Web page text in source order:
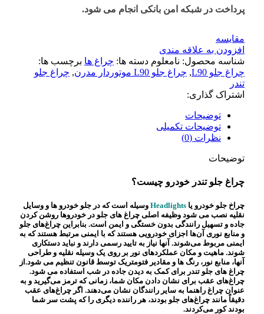
پرداخت در شبکه امن بانکی انجام می شود.
مقايسه
افزودن به علاقه مندی
شناسه محصول: نامعلوم دسته ها: چراغ ها برچسب ها:
چراغ جلو L90
, چراغ جلو L90 موتوردار مدرن , چراغ جلو
تندر
اشتراک گذاری:
توضیحات
توضیحات تکمیلی
نظرات (0)
توضیحات
چراغ جلو تندر خودرو چیست؟
چراخ جلو خودرو یا Headlights وسیله است که در جلو خودرو ها و وسایل
نقلیه نصب می شود وظیفه اصلی چراغ های جلو در خودروها روشن کردن
جاده و تسهیل رانندگی بدون خستگی و ایمن است. بنابراین چراغ‌های جلو
و منابع نوری آن‌ها اجزای خودرویی هستند که با ایمنی مرتبط هستندکه به
ایمنی مربوط می‌شوند. آنها نیاز به تایید رسمی دارند و نباید دستکاری
شوند. ماهیت و مکان عملکردهای نور بر روی یک وسیله نقلیه و طراحی
آنها، منابع نور، رنگ ها و مقادیر فتومتریک توسط قانون تنظیم می شود.از
چراغ های جلو تندر برای کمک به دیدن جاده در شب استفاده می شود.
چراغ‌های عقب برای نشان دادن مکان شما، زمانی که ترمز می‌گیرید و به
عنوان چراغ راهنما به سایر رانندگان نشان می‌دهند. اگر چراغ‌های عقب
دقیقاً مانند چراغ‌های جلو بودند، هر راننده دیگری را که پشت سر شما
بودند کور می‌کردند.